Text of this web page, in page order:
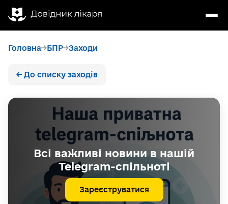
Головна БПР Заходи
← До списку заходів
Всі важливі новини в нашій
Telegram-спільноті
Зареєструватися